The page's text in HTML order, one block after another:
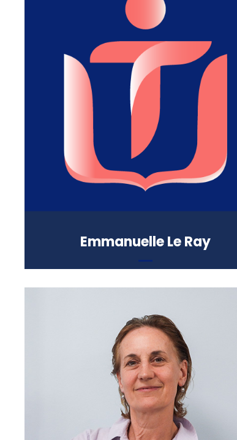
Emmanuelle Le Ray
Conseillère conjugale et
orthophoniste
Formation :
Diplômée de l’IKW
Professeur d’anglais
Formation :
Master of Arts (Cambrige